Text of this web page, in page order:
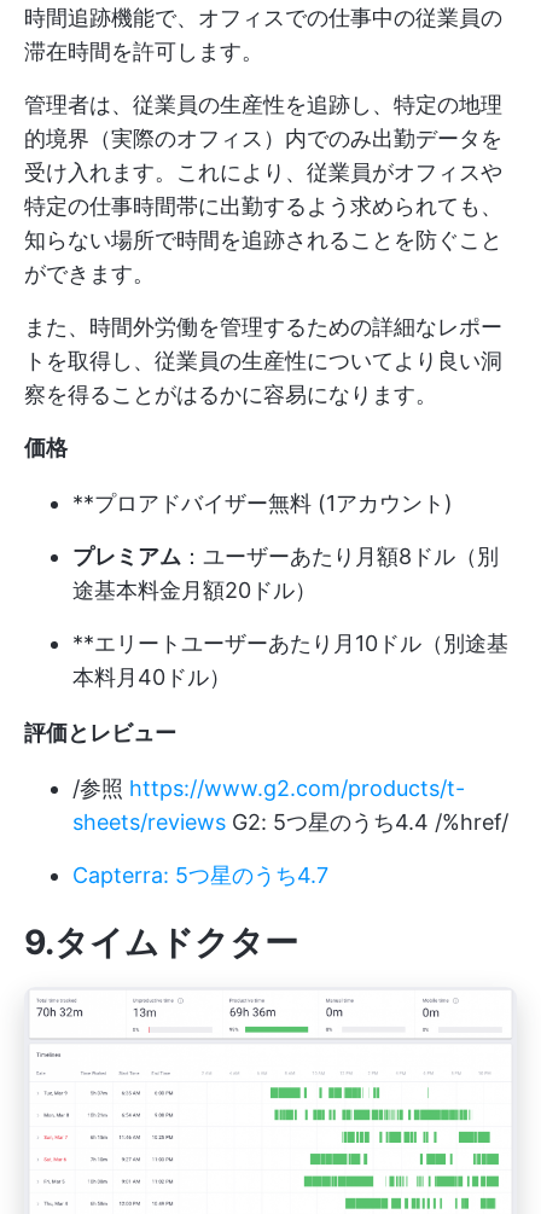
時間追跡機能で、オフィスでの仕事中の従業員の
滞在時間を許可します。
管理者は、従業員の生産性を追跡し、特定の地理
的境界（実際のオフィス）内でのみ出勤データを
受け入れます。これにより、従業員がオフィスや
特定の仕事時間帯に出勤するよう求められても、
知らない場所で時間を追跡されることを防ぐこと
ができます。
また、時間外労働を管理するための詳細なレポー
トを取得し、従業員の生産性についてより良い洞
察を得ることがはるかに容易になります。
価格
**プロアドバイザー無料 (1アカウント)
プレミアム ：ユーザーあたり月額8ドル（別
途基本料金月額20ドル）
**エリートユーザーあたり月10ドル（別途基
本料月40ドル）
評価とレビュー
/参照 https://www.g2.com/products/t-
sheets/reviews G2: 5つ星のうち4.4 /%href/
Capterra: 5つ星のうち4.7
9.タイムドクター